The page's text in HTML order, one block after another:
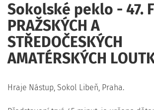
Sokolské peklo - 47.
PRAŽSKÝCH A
STŘEDOČESKÝCH
AMATÉRSKÝCH
Hraje Nástup, Sokol Libeň, Praha.